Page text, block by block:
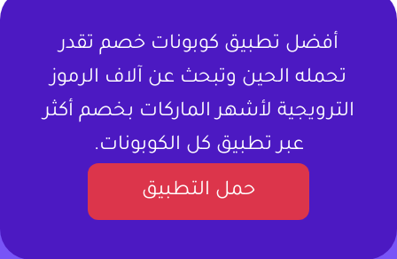
أفضل تطبيق كوبونات خصم تقدر
تحمله الحين وتبحث عن آلاف الرموز
الترويجية لأشهر الماركات بخصم أكثر
عبر تطبيق كل الكوبونات.
حمل التطبيق